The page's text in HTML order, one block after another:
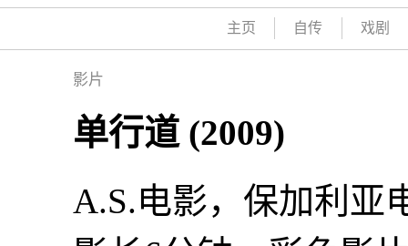
主页 自传 戏剧
影片
单行道 (2009)
A.S.电影，保加利亚